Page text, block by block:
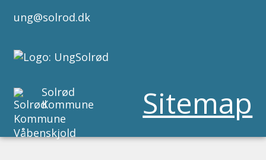
ung@solrod.dk
Sitemap
Solrød
Kommune